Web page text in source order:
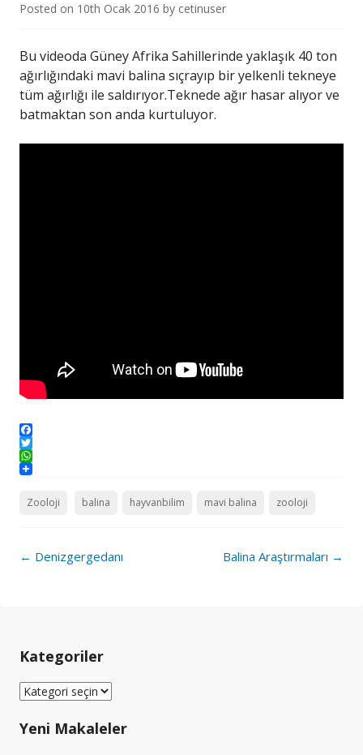
Posted on 10th Ocak 2016 by cetinuser
Bu videoda Güney Afrika Sahillerinde yaklaşık 40 ton
ağırlığındaki mavi balina sıçrayıp bir yelkenli tekneye
tüm ağırlığı ile saldırıyor.Teknede ağır hasar alıyor ve
batmaktan son anda kurtuluyor.
Facebook
Twitter
WhatsApp
Zooloji balina hayvanbilim mavi balina zooloji
Post
← Denizgergedanı Balina Araştırmaları →
Kategoriler
Kategoriler
Yeni Makaleler